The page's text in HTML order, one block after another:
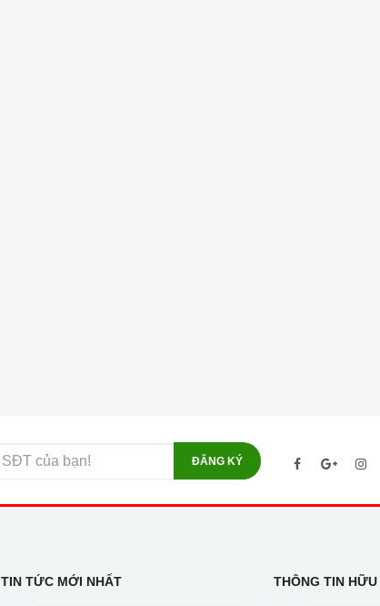
ĐĂNG KÝ
TIN TỨC MỚI NHẤT THÔNG TIN HỮU